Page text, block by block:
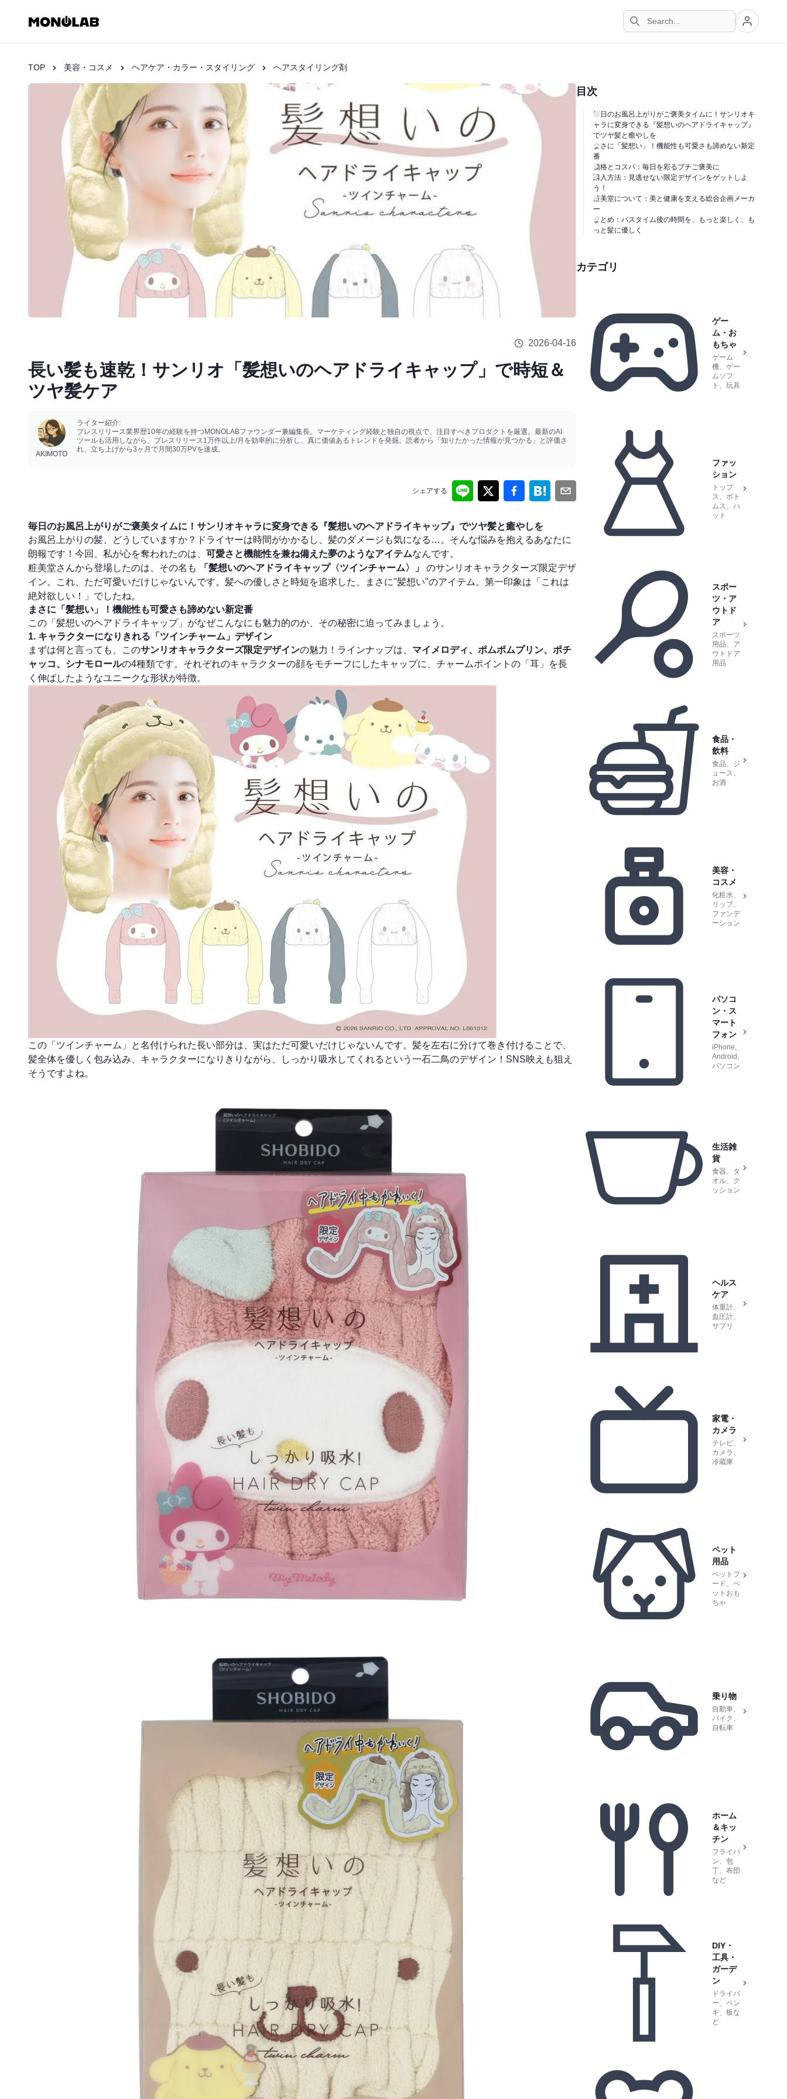
TOP 美容・コスメ ヘアケア・カラー・スタイリング ヘアスタイリング剤
2026-04-16
長い髪も速乾！サンリオ「髪想いのヘアドライキャップ」で時短＆
ツヤ髪ケア
AKIMOTO
ライター紹介:
プレスリリース業界歴10年の経験を持つMONOLABファウンダー兼編集長。マーケティング経験と独自の視点で、注目すべきプロダクトを厳選。最新のAI
ツールも活用しながら、プレスリリース1万件以上/月を効率的に分析し、真に価値あるトレンドを発掘。読者から「知りたかった情報が見つかる」と評価さ
れ、立ち上げから3ヶ月で月間30万PVを達成。
シェアする
毎日のお風呂上がりがご褒美タイムに！サンリオキャラに変身できる『髪想いのヘアドライキャップ』でツヤ髪と癒やしを
お風呂上がりの髪、どうしていますか？ドライヤーは時間がかかるし、髪のダメージも気になる…。そんな悩みを抱えるあなたに
朗報です！今回、私が心を奪われたのは、 可愛さと機能性を兼ね備えた夢のようなアイテムなんです。
粧美堂さんから登場したのは、その名も
「髪想いのヘアドライキャップ〈ツインチャーム〉」
のサンリオキャラクターズ限定デザ
イン。これ、ただ可愛いだけじゃないんです。髪への優しさと時短を追求した、まさに"髪想い"のアイテム。第一印象は「これは
絶対欲しい！」でしたね。
まさに「髪想い」！機能性も可愛さも諦めない新定番
この「髪想いのヘアドライキャップ」がなぜこんなにも魅力的のか、その秘密に迫ってみましょう。
1. キャラクターになりきれる「ツインチャーム」デザイン
まずは何と言っても、このサンリオキャラクターズ限定デザインの魅力！ラインナップは、 マイメロディ、ポムポムプリン、ポチ
ャッコ、シナモロールの4種類です。それぞれのキャラクターの顔をモチーフにしたキャップに、チャームポイントの「耳」を長
く伸ばしたようなユニークな形状が特徴。
この「ツインチャーム」と名付けられた長い部分は、実はただ可愛いだけじゃないんです。髪を左右に分けて巻き付けることで、
髪全体を優しく包み込み、キャラクターになりきりながら、しっかり吸水してくれるという一石二鳥のデザイン！SNS映えも狙え
そうですよね。
目次
毎日のお風呂上がりがご褒美タイムに！サンリオキ
ャラに変身できる『髪想いのヘアドライキャップ』
でツヤ髪と癒やしを
まさに「髪想い」！機能性も可愛さも諦めない新定
番
価格とコスパ：毎日を彩るプチご褒美に
購入方法：見逃せない限定デザインをゲットしよ
う！
粧美堂について：美と健康を支える総合企画メーカ
ー
まとめ：バスタイム後の時間を、もっと楽しく、も
っと髪に優しく
カテゴリ
ゲー
ム・お
もちゃ
ゲーム
機、ゲー
ムソフ
ト、玩具
ファッ
ション
トップ
ス、ボト
ムス、ハ
ット
スポー
ツ・ア
ウトド
ア
スポーツ
用品、ア
ウトドア
用品
食品・
飲料
食品、ジ
ュース、
お酒
美容・
コスメ
化粧水、
リップ、
ファンデ
ーション
パソコ
ン・ス
マート
フォン
iPhone,
Android,
パソコン
生活雑
貨
食器、タ
オル、ク
ッション
ヘルス
ケア
体重計、
血圧計、
サプリ
家電・
カメラ
テレビ、
カメラ、
冷蔵庫
ペット
用品
ペットフ
ード、ペ
ットおも
ちゃ
乗り物
自動車、
バイク、
自転車
ホーム
＆キッ
チン
フライパ
ン、包
丁、布団
など
DIY・
工具・
ガーデ
ン
ドライバ
ー、ペン
キ、板な
ど